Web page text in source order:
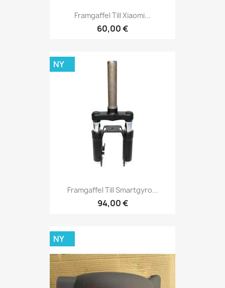
Framgaffel Till Xiaomi...
60,00 €
Framgaffel Till Smartgyro...
94,00 €
NY
NY